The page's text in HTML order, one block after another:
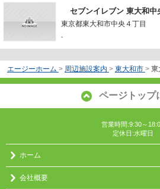
セブンイレブン 東大和中
東京都東大和市中央４丁目
-
エージーホーム > 周辺施設案内 > 東大和市 > 東
ページトップ
営業時間:9:30～
定休日:水曜日
ホーム
会社概要